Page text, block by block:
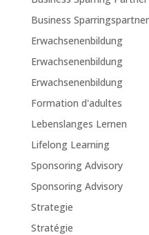
Business Sparringspartner
Erwachsenenbildung
Erwachsenenbildung
Erwachsenenbildung
Formation d'adultes
Lebenslanges Lernen
Lifelong Learning
Sponsoring Advisory
Sponsoring Advisory
Strategie
Stratégie